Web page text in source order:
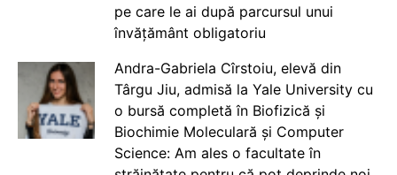
pe care le ai după parcursul unui
învățământ obligatoriu
Andra-Gabriela Cîrstoiu, elevă din
Târgu Jiu, admisă la Yale University cu
o bursă completă în Biofizică și
Biochimie Moleculară și Computer
Science: Am ales o facultate în